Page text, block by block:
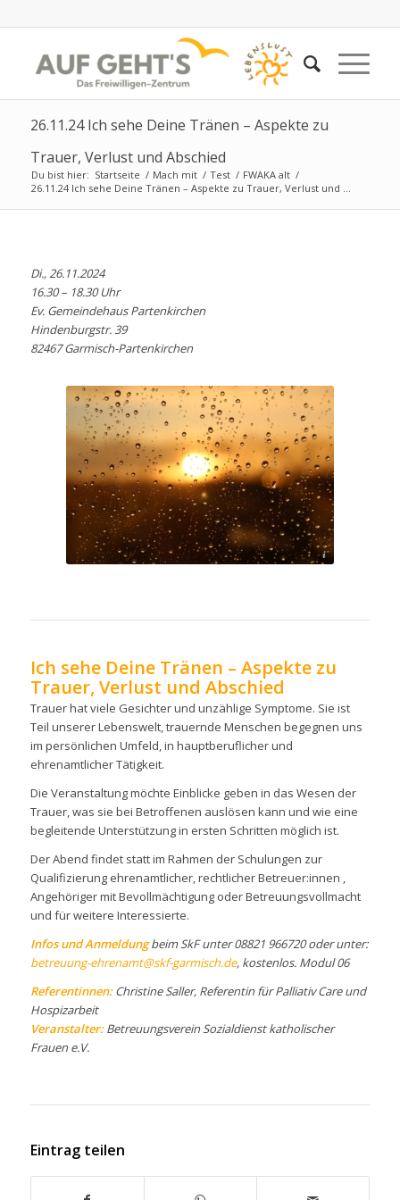
26.11.24 Ich sehe Deine Tränen – Aspekte zu
Trauer, Verlust und Abschied
Du bist hier: Startseite / Mach mit / Test / FWAKA alt /
26.11.24 Ich sehe Deine Tränen – Aspekte zu Trauer, Verlust und ...
Di., 26.11.2024
16.30 – 18.30 Uhr
Ev. Gemeindehaus Partenkirchen
Hindenburgstr. 39
82467 Garmisch-Partenkirchen
pixabay_rain-3940580_1280
Ich sehe Deine Tränen – Aspekte zu
Trauer, Verlust und Abschied
Trauer hat viele Gesichter und unzählige Symptome. Sie ist
Teil unserer Lebenswelt, trauernde Menschen begegnen uns
im persönlichen Umfeld, in hauptberuflicher und
ehrenamtlicher Tätigkeit.
Die Veranstaltung möchte Einblicke geben in das Wesen der
Trauer, was sie bei Betroffenen auslösen kann und wie eine
begleitende Unterstützung in ersten Schritten möglich ist.
Der Abend findet statt im Rahmen der Schulungen zur
Qualifizierung ehrenamtlicher, rechtlicher Betreuer:innen ,
Angehöriger mit Bevollmächtigung oder Betreuungsvollmacht
und für weitere Interessierte.
Infos und Anmeldungbeim SkF unter 08821 966720 oder unter:
betreuung-ehrenamt@skf-garmisch.de, kostenlos. Modul 06
Referentinnen:Christine Saller, Referentin für Palliativ Care und
Hospizarbeit
Veranstalter:Betreuungsverein Sozialdienst katholischer
Frauen e.V.
Eintrag teilen